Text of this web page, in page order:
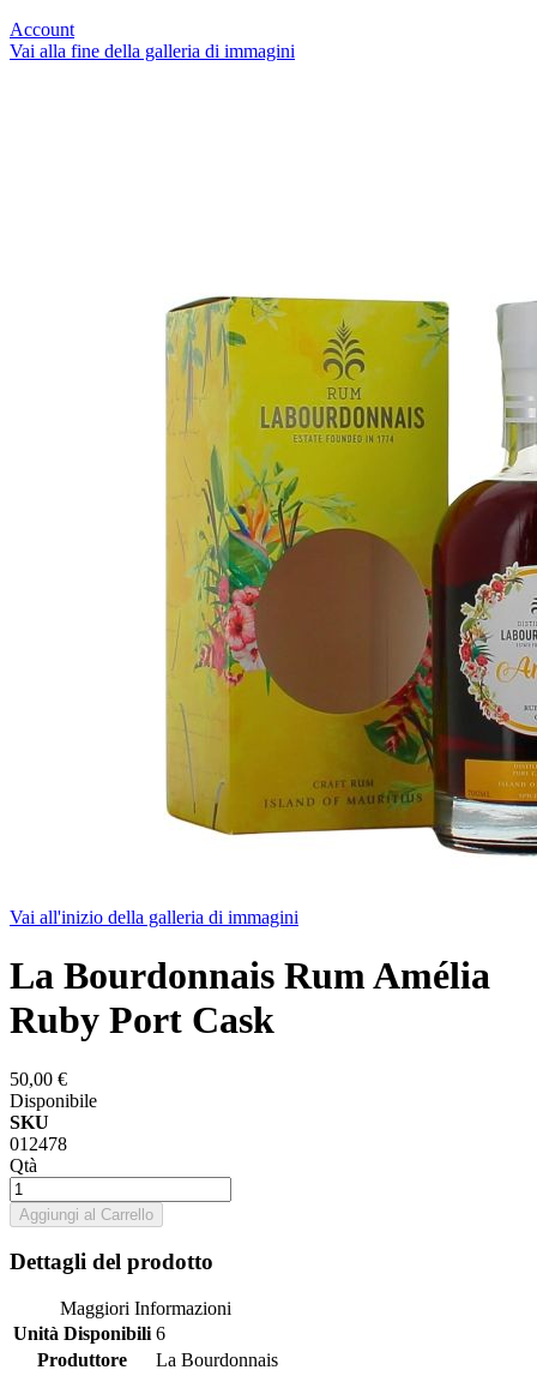
Account
Vai alla fine della galleria di immagini
Vai all'inizio della galleria di immagini
La Bourdonnais Rum Amélia
Ruby Port Cask
50,00 €
Disponibile
SKU
012478
Qtà
Aggiungi al Carrello
Dettagli del prodotto
Maggiori Informazioni
Unità Disponibili 6
Produttore
La Bourdonnais